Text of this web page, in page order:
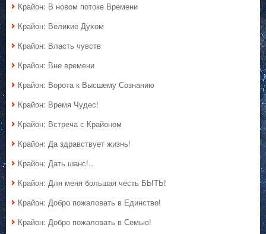
Крайон: В новом потоке Времени
Крайон: Великие Духом
Крайон: Власть чувств
Крайон: Вне времени
Крайон: Ворота к Высшему Сознанию
Крайон: Время Чудес!
Крайон: Встреча с Крайоном
Крайон: Да здравствует жизнь!
Крайон: Дать шанс!..
Крайон: Для меня большая честь БЫТЬ!
Крайон: Добро пожаловать в Единство!
Крайон: Добро пожаловать в Семью!